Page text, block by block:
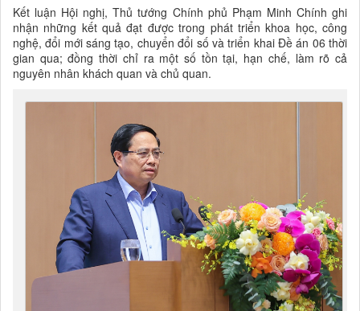
Kết luận Hội nghị, Thủ tướng Chính phủ Phạm Minh Chính ghi
nhận những kết quả đạt được trong phát triển khoa học, công
nghệ, đổi mới sáng tạo, chuyển đổi số và triển khai Đề án 06 thời
gian qua; đồng thời chỉ ra một số tồn tại, hạn chế, làm rõ cả
nguyên nhân khách quan và chủ quan.